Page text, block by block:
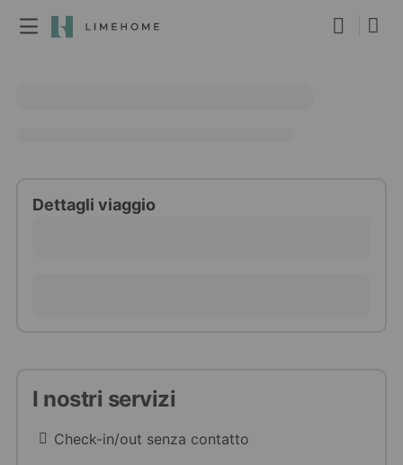
Dettagli viaggio
I nostri servizi
Check-in/out senza contatto